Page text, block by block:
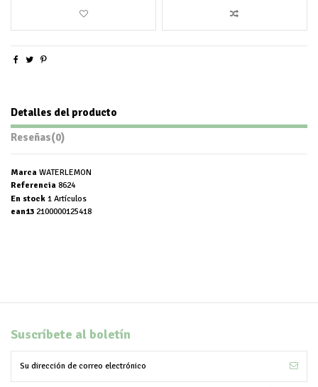
Detalles del producto
Reseñas(0)
Marca WATERLEMON
Referencia 8624
En stock 1 Artículos
ean13 2100000125418
Suscríbete al boletín